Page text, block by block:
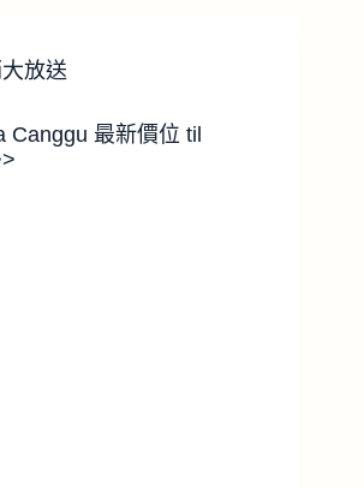
放送
Canggu 最新價位 til